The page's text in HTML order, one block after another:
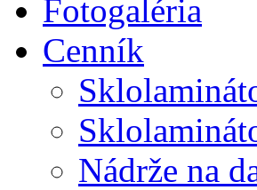
Fotogaléria
Cenník
Nádrže na